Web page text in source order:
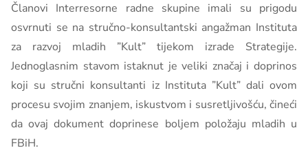
Članovi Interresorne radne skupine imali su prigodu
osvrnuti se na stručno-konsultantski angažman Instituta
za razvoj mladih ”Kult” tijekom izrade Strategije.
Jednoglasnim stavom istaknut je veliki značaj i doprinos
koji su stručni konsultanti iz Instituta ”Kult” dali ovom
procesu svojim znanjem, iskustvom i susretljivošću, čineći
da ovaj dokument doprinese boljem položaju mladih u
FBiH.